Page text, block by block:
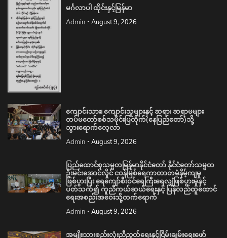
မင်္ဂလာပါ ထိုင်းနှင့်မြန်မာ
Admin August 9, 2026
ကျောင်းသား၊ ကျောင်းသူများနှင့် ဆရာ၊ ဆရာမများ
တပ်မတော်စစ်သမိုင်းပြတိုက်(နေပြည်တော်)သို့
သွားရောက်လေ့လာ
Admin August 9, 2026
ပြည်ထောင်စုသမ္မတမြန်မာနိုင်ငံတော် နိုင်ငံတော်သမ္မတ
ဦးမင်းအောင်လှိုင် ငဝန်မြစ်ရေကာတာတမံနိမ့်ကျမှု
ဖြစ်ပွားပြီး ရေကျော်စီးဝင်ရေကြီးရေလျှံဖြစ်ပွားမှုနှင့်
ပတ်သက်၍ ကူညီကယ်ဆယ်ရေးနှင့် ပြန်လည်ထူထောင်
ရေးအစည်းအဝေးသို့တက်ရောက်
Admin August 9, 2026
အမျိုးသားစည်းလုံးညီညွတ်ရေးနှင့်ငြိမ်းချမ်းရေးဖော်